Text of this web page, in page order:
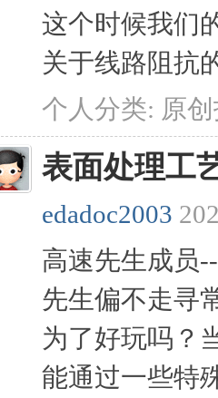
这个时候我们
关于线路阻抗
个人分类: 原
表面处理工
edadoc2003
高速先生成员
先生偏不走寻
为了好玩吗？
能通过一些特